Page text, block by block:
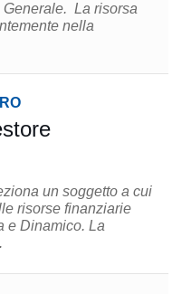
La risorsa
nella
un soggetto a cui
risorse finanziarie
Dinamico. La